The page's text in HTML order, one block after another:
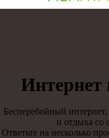
Бесперебойный
и отдыха со
Ответьте на несколько